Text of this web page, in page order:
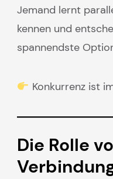
Jemand lernt
kennen und
spannendste
Konkurrenz ist
Die Rolle